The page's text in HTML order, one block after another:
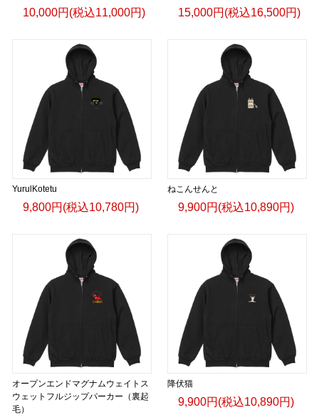
10,000円(税込11,000円) 15,000円(税込16,500円)
YurulKotetu
9,800円(税込10,780円)
ねこんせんと
9,900円(税込10,890円)
オープンエンドマグナムウェイトス
ウェットフルジップパーカー（裏起
毛）
降伏猫
9,900円(税込10,890円)